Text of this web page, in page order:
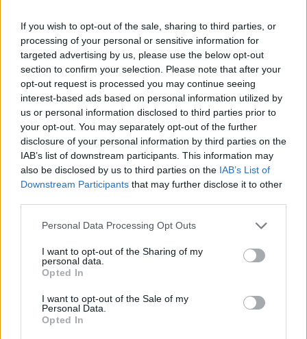
If you wish to opt-out of the sale, sharing to third parties, or
processing of your personal or sensitive information for
targeted advertising by us, please use the below opt-out
section to confirm your selection. Please note that after your
opt-out request is processed you may continue seeing
interest-based ads based on personal information utilized by
us or personal information disclosed to third parties prior to
your opt-out. You may separately opt-out of the further
disclosure of your personal information by third parties on the
IAB’s list of downstream participants. This information may
also be disclosed by us to third parties on the IAB’s List of
Downstream Participants that may further disclose it to other
Personal Data Processing Opt Outs
I want to opt-out of the Sharing of my
personal data.
Opted In
I want to opt-out of the Sale of my
Personal Data.
Opted In
Les Feuilles tombées de chez le voisin : ce que dit
vraiment la loi
25 novembre 2025